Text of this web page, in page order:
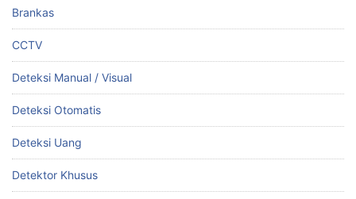
Brankas
CCTV
Deteksi Manual / Visual
Deteksi Otomatis
Deteksi Uang
Detektor Khusus